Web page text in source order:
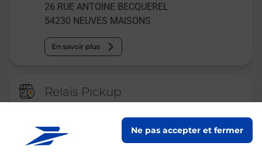
Ne pas accepter et fermer
26 RUE ANTOINE BECQUEREL
54230 NEUVES MAISONS
En savoir plus
Relais Pickup
CONSIGNE CRF NEUVES
jusqu'à 22h00